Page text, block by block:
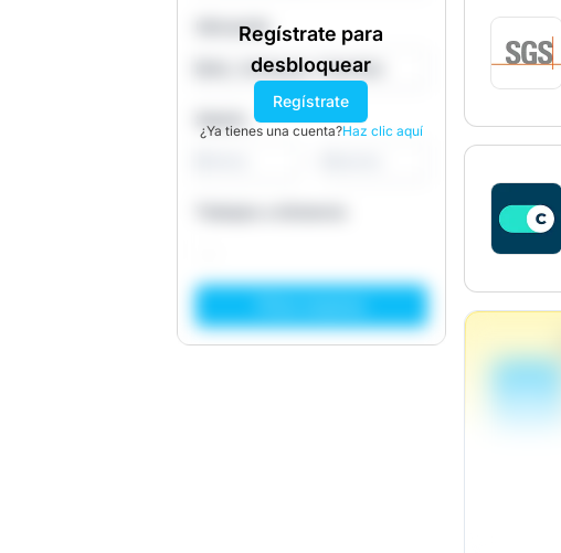
Regístrate para
desbloquear
Regístrate
¿Ya tienes una cuenta?Haz clic aquí
Ubicación
B